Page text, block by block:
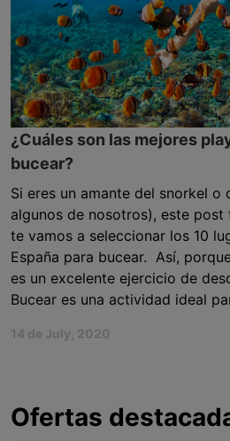
¿Cuáles son las mejores
bucear?
Si eres un amante del snorkel o
algunos de nosotros), este post
te vamos a seleccionar los 10
España para bucear. Así,
es un excelente ejercicio de
Bucear es una actividad ideal
14 de July, 2020
Ofertas